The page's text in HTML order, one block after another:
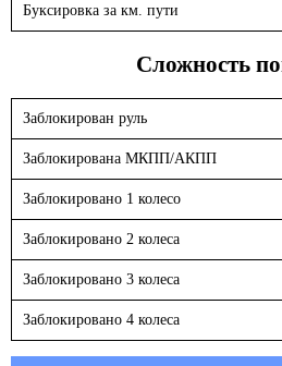
Буксировка за км. пути
Сложность
Заблокирован руль
Заблокирована МКПП/АКПП
Заблокировано 1 колесо
Заблокировано 2 колеса
Заблокировано 3 колеса
Заблокировано 4 колеса